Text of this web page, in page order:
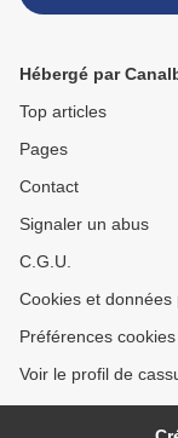
l’orientation
Hébergé par
Top articles
Pages
Contact
Signaler un abus
C.G.U.
Cookies et données
Préférences cookies
Voir le profil de